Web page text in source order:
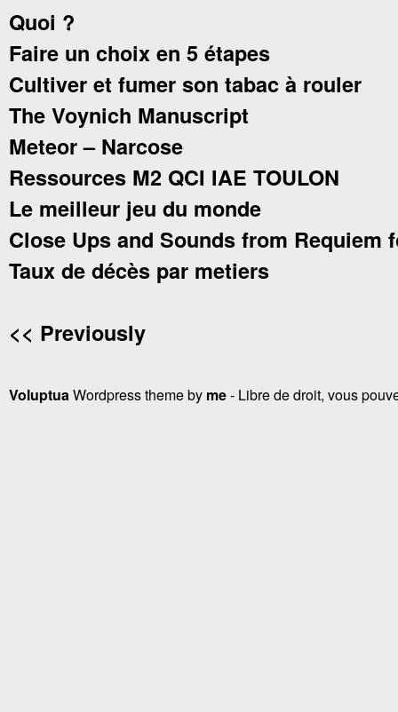
Quoi ?
Faire un choix en 5 étapes
Cultiver et fumer son tabac à rouler
The Voynich Manuscript
Meteor – Narcose
Ressources M2 QCI IAE TOULON
Le meilleur jeu du monde
Close Ups and Sounds from Requiem
Taux de décès par metiers
<< Previously
VoluptuaWordpress theme by me- Libre de droit, vous